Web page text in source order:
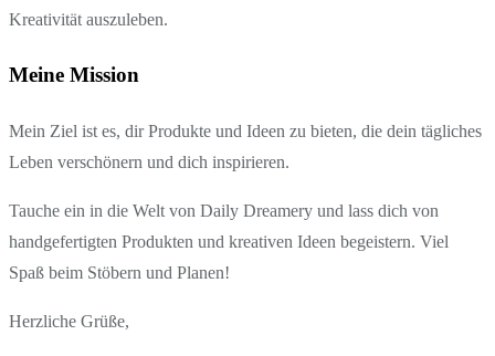
Kreativität auszuleben.
Meine Mission
Mein Ziel ist es, dir Produkte und Ideen zu bieten, die dein tägliches
Leben verschönern und dich inspirieren.
Tauche ein in die Welt von Daily Dreamery und lass dich von
handgefertigten Produkten und kreativen Ideen begeistern. Viel
Spaß beim Stöbern und Planen!
Herzliche Grüße,